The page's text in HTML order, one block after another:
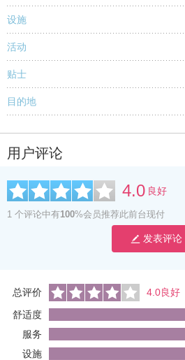
设施
活动
贴士
目的地
用户评论
良好
4.0
1 个评论中有100%会员推荐此前台现付
发表评论
总评价
4.0良好
舒适度
服务
设施